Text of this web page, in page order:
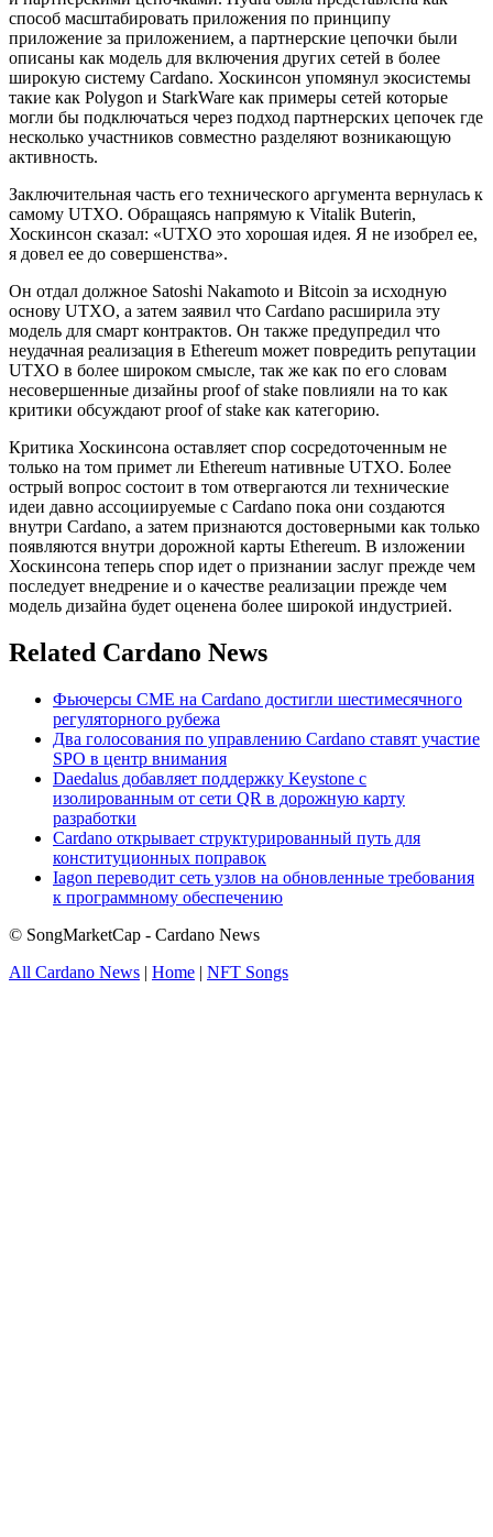
способ масштабировать приложения по принципу
приложение за приложением, а партнерские цепочки были
описаны как модель для включения других сетей в более
широкую систему Cardano. Хоскинсон упомянул экосистемы
такие как Polygon и StarkWare как примеры сетей которые
могли бы подключаться через подход партнерских цепочек где
несколько участников совместно разделяют возникающую
активность.
Заключительная часть его технического аргумента вернулась к
самому UTXO. Обращаясь напрямую к Vitalik Buterin,
Хоскинсон сказал: «UTXO это хорошая идея. Я не изобрел ее,
я довел ее до совершенства».
Он отдал должное Satoshi Nakamoto и Bitcoin за исходную
основу UTXO, а затем заявил что Cardano расширила эту
модель для смарт контрактов. Он также предупредил что
неудачная реализация в Ethereum может повредить репутации
UTXO в более широком смысле, так же как по его словам
несовершенные дизайны proof of stake повлияли на то как
критики обсуждают proof of stake как категорию.
Критика Хоскинсона оставляет спор сосредоточенным не
только на том примет ли Ethereum нативные UTXO. Более
острый вопрос состоит в том отвергаются ли технические
идеи давно ассоциируемые с Cardano пока они создаются
внутри Cardano, а затем признаются достоверными как только
появляются внутри дорожной карты Ethereum. В изложении
Хоскинсона теперь спор идет о признании заслуг прежде чем
последует внедрение и о качестве реализации прежде чем
модель дизайна будет оценена более широкой индустрией.
Related Cardano News
Фьючерсы CME на Cardano достигли шестимесячного
регуляторного рубежа
Два голосования по управлению Cardano ставят участие
SPO в центр внимания
Daedalus добавляет поддержку Keystone с
изолированным от сети QR в дорожную карту
разработки
Cardano открывает структурированный путь для
конституционных поправок
Iagon переводит сеть узлов на обновленные требования
к программному обеспечению
© SongMarketCap - Cardano News
All Cardano News | Home | NFT Songs